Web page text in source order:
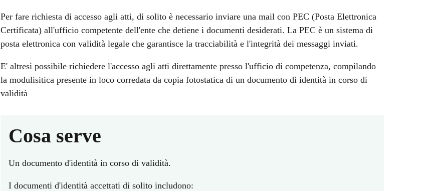
Per fare richiesta di accesso agli atti, di solito è necessario inviare una mail con PEC (Posta Elettronica
Certificata) all'ufficio competente dell'ente che detiene i documenti desiderati. La PEC è un sistema di
posta elettronica con validità legale che garantisce la tracciabilità e l'integrità dei messaggi inviati.
E' altresì possibile richiedere l'accesso agli atti direttamente presso l'ufficio di competenza, compilando
la modulisitica presente in loco corredata da copia fotostatica di un documento di identità in corso di
validità
Cosa serve
Un documento d'identità in corso di validità.
I documenti d'identità accettati di solito includono: